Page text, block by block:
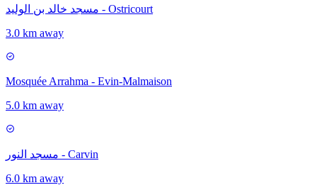
مسجد خالد بن الوليد - Ostricourt
3.0 km away
Mosquée Arrahma - Evin-Malmaison
5.0 km away
مسجد النور - Carvin
6.0 km away